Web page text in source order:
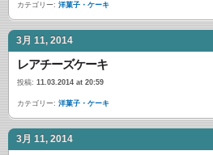
カテゴリー: 洋菓子・ケーキ
3月 11, 2014
レアチーズケーキ
投稿: 11.03.2014 at 20:59
カテゴリー: 洋菓子・ケーキ
3月 11, 2014